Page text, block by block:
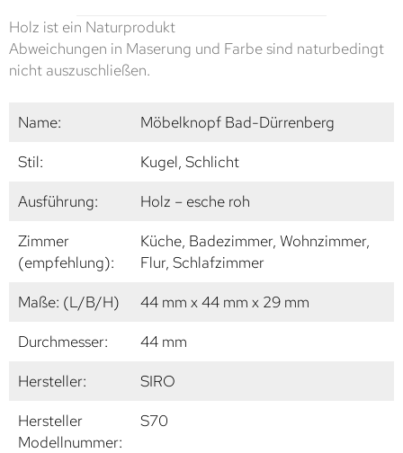
Holz ist ein Naturprodukt
Abweichungen in Maserung und Farbe sind naturbedingt
nicht auszuschließen.
Name:
Möbelknopf Bad-Dürrenberg
Stil:
Kugel, Schlicht
Ausführung:
Holz – esche roh
Zimmer
(empfehlung):
Küche, Badezimmer, Wohnzimmer,
Flur, Schlafzimmer
Maße: (L/B/H)
44 mm x 44 mm x 29 mm
Durchmesser:
44 mm
Hersteller:
SIRO
Hersteller
Modellnummer:
S70